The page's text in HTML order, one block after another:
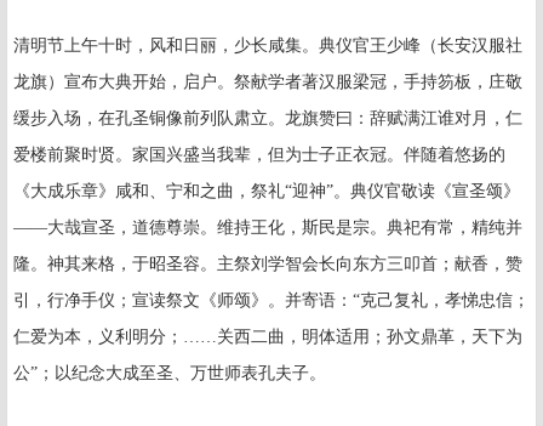
清明节上午十时，风和日丽，少长咸集。典仪官王少峰（长安汉服社
龙旗）宣布大典开始，启户。祭献学者著汉服梁冠，手持笏板，庄敬
缓步入场，在孔圣铜像前列队肃立。龙旗赞曰：辞赋满江谁对月，仁
爱楼前聚时贤。家国兴盛当我辈，但为士子正衣冠。伴随着悠扬的
《大成乐章》咸和、宁和之曲，祭礼“迎神”。典仪官敬读《宣圣颂》
——大哉宣圣，道德尊崇。维持王化，斯民是宗。典祀有常，精纯并
隆。神其来格，于昭圣容。主祭刘学智会长向东方三叩首；献香，赞
引，行净手仪；宣读祭文《师颂》。并寄语：“克己复礼，孝悌忠信；
仁爱为本，义利明分；……关西二曲，明体适用；孙文鼎革，天下为
公”；以纪念大成至圣、万世师表孔夫子。